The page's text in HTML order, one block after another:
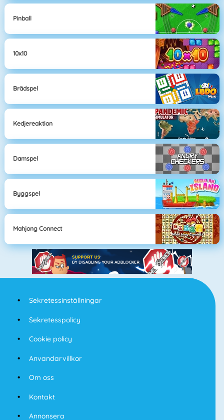
Pinball
10x10
Brädspel
Kedjereaktion
Damspel
Byggspel
Mahjong Connect
Sekretessinställningar
Sekretesspolicy
Cookie policy
Anvandarvillkor
Om oss
Kontakt
Annonsera